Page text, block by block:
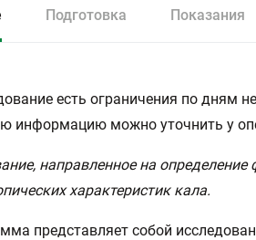
Подготовка Показания
есть ограничения по дням
информацию можно уточнить у
направленное на определение
характеристик кала.
представляет собой